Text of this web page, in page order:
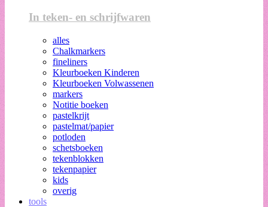
In teken- en schrijfwaren
alles
Chalkmarkers
fineliners
Kleurboeken Kinderen
Kleurboeken Volwassenen
markers
Notitie boeken
pastelkrijt
pastelmat/papier
potloden
schetsboeken
tekenblokken
tekenpapier
kids
overig
tools